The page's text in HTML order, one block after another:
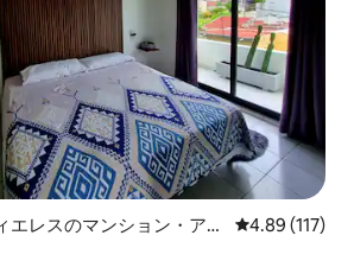
エレスのマンション・アパ
レビュー117
4.89 (117)